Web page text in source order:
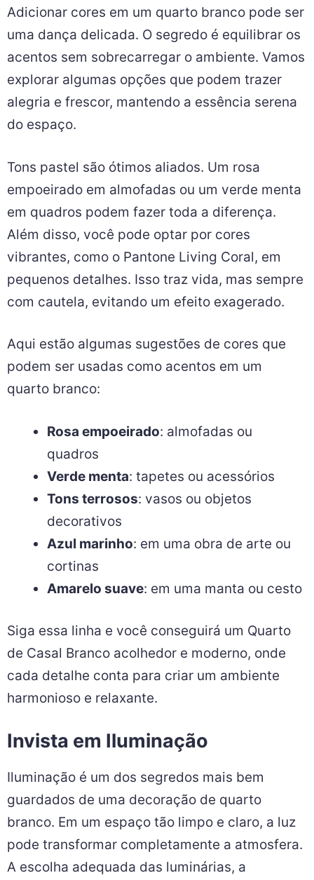
Adicionar cores em um quarto branco pode ser
uma dança delicada. O segredo é equilibrar os
acentos sem sobrecarregar o ambiente. Vamos
explorar algumas opções que podem trazer
alegria e frescor, mantendo a essência serena
do espaço.
Tons pastel são ótimos aliados. Um rosa
empoeirado em almofadas ou um verde menta
em quadros podem fazer toda a diferença.
Além disso, você pode optar por cores
vibrantes, como o Pantone Living Coral, em
pequenos detalhes. Isso traz vida, mas sempre
com cautela, evitando um efeito exagerado.
Aqui estão algumas sugestões de cores que
podem ser usadas como acentos em um
quarto branco:
Rosa empoeirado: almofadas ou
quadros
Verde menta: tapetes ou acessórios
Tons terrosos: vasos ou objetos
decorativos
Azul marinho: em uma obra de arte ou
cortinas
Amarelo suave: em uma manta ou cesto
Siga essa linha e você conseguirá um Quarto
de Casal Branco acolhedor e moderno, onde
cada detalhe conta para criar um ambiente
harmonioso e relaxante.
Invista em Iluminação
Iluminação é um dos segredos mais bem
guardados de uma decoração de quarto
branco. Em um espaço tão limpo e claro, a luz
pode transformar completamente a atmosfera.
A escolha adequada das luminárias, a